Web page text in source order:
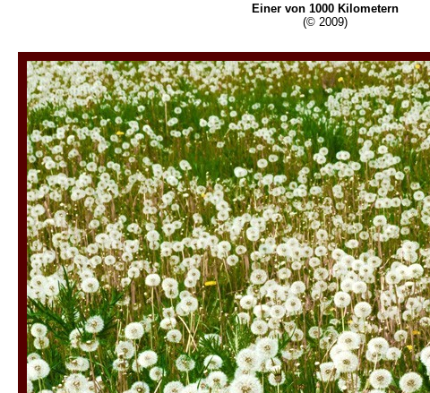
Einer von 1000 Kilometern
(© 2009)